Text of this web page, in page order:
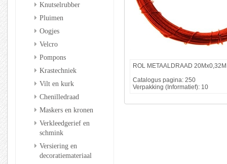
Knutselrubber
Pluimen
Oogjes
Velcro
Pompons
Krastechniek
Vilt en kurk
Chenilledraad
Maskers en kronen
Verkleedgerief en
schmink
Versiering en
decoratiemateriaal
ROL METAALDRAAD
Catalogus pagina: 250
Verpakking (Informatief): 10